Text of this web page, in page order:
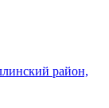
район,